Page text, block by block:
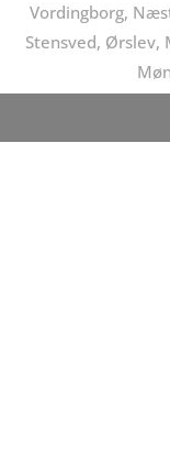
Vordingborg,
Stensved, Ørslev,